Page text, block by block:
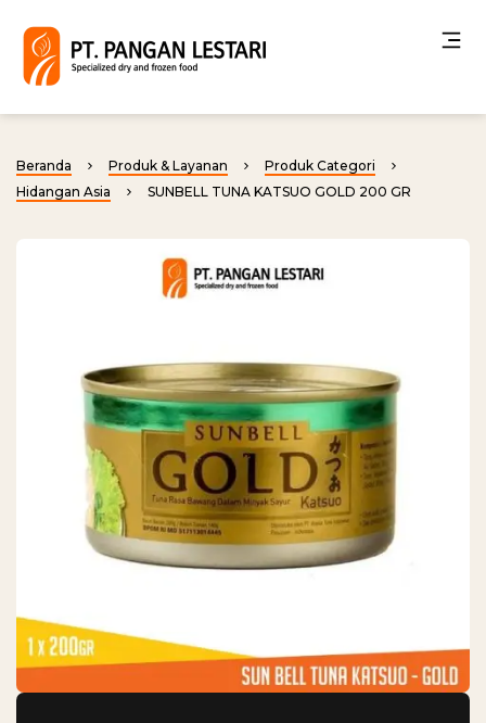
Beranda Produk & Layanan
Produk Categori
Hidangan Asia
SUNBELL TUNA KATSUO GOLD 200 GR